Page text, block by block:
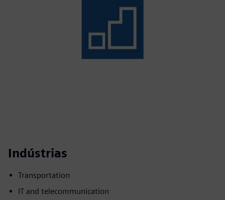
Indústrias
Transportation
IT and telecommunication